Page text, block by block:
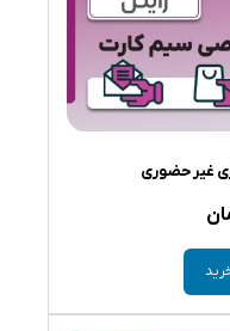
غیر حضوری